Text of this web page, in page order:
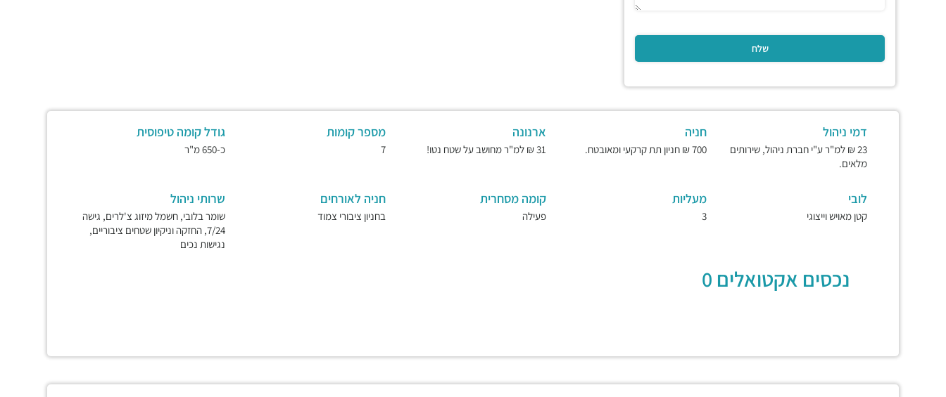
דמי ניהול
23 ₪ למ"ר ע"י חברת ניהול, שירותים
מלאים.
חניה
700 ₪ חניון תת קרקעי ומאובטח.
ארנונה
31 ₪ למ"ר מחושב על שטח נטו!
מספר קומות
7
גודל קומה טיפוסית
כ-650 מ"ר
לובי
קטן מאויש וייצוגי
מעליות
3
קומה מסחרית
פעילה
חניה לאורחים
בחניון ציבורי צמוד
שרותי ניהול
שומר בלובי, חשמל מיזוג צ'לרים, גישה
7/24, החזקה וניקיון שטחים ציבוריים,
נגישות נכים
נכסים אקטואלים 0